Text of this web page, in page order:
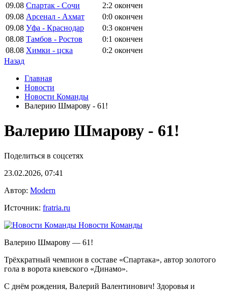
09.08 Спартак - Сочи 2:2 окончен
09.08 Арсенал - Ахмат 0:0 окончен
09.08 Уфа - Краснодар 0:3 окончен
08.08 Тамбов - Ростов 0:1 окончен
08.08 Химки - цска 0:2 окончен
Назад
Главная
Новости
Новости Команды
Валерию Шмарову - 61!
Валерию Шмарову - 61!
Поделиться в соцсетях
23.02.2026, 07:41
Автор: Modern
Источник: fratria.ru
Новости Команды
Валерию Шмарову — 61!
Трёхкратный чемпион в составе «Спартака», автор золотого
гола в ворота киевского «Динамо».
С днём рождения, Валерий Валентинович! Здоровья и